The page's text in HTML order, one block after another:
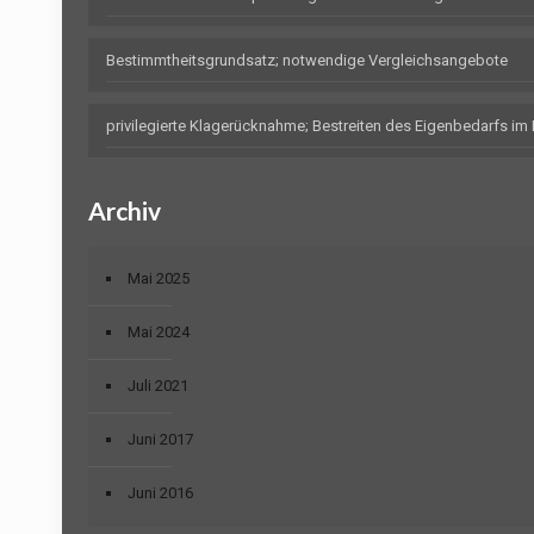
Bestimmtheitsgrundsatz; notwendige Vergleichsangebote
privilegierte Klagerücknahme; Bestreiten des Eigenbedarfs im
Archiv
Mai 2025
Mai 2024
Juli 2021
Juni 2017
Juni 2016